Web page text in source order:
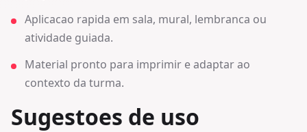
Aplicacao rapida em sala, mural, lembranca ou
atividade guiada.
Material pronto para imprimir e adaptar ao
contexto da turma.
Sugestoes de uso